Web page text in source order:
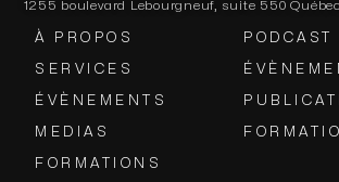
1255 boulevard Lebourgneuf, suite 550
À PROPOS
SERVICES
ÉVÈNEMENTS
MEDIAS
FORMATIONS
PODCAST